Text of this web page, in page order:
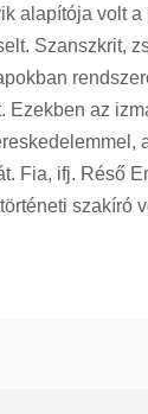
alapítója volt a
Szanszkrit,
Ezekben az
Fia, ifj. Réső
szakíró